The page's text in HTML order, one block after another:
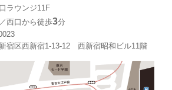
ラウンジ11F
西口から徒歩3分
宿区西新宿1-13-12 西新宿昭和ビル11階